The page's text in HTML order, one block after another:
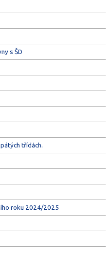
s ŠD
třídách.
roku 2024/2025